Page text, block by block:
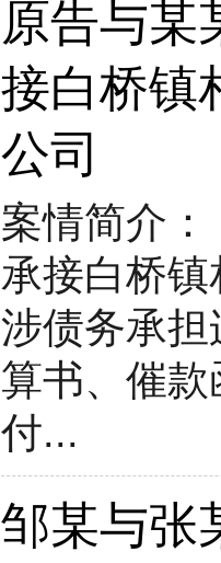
原告与某
接白桥镇
公司
案情简介
承接白桥
涉债务承
算书、催
付...
邹某与张